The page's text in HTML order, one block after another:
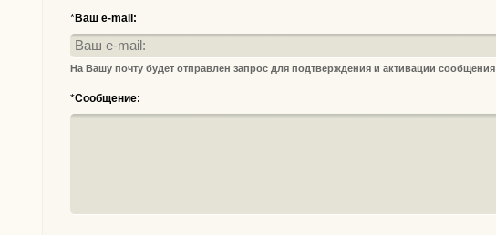
*Ваш e-mail:
На Вашу почту будет отправлен запрос для подтверждения и активации сообщения
*Сообщение: